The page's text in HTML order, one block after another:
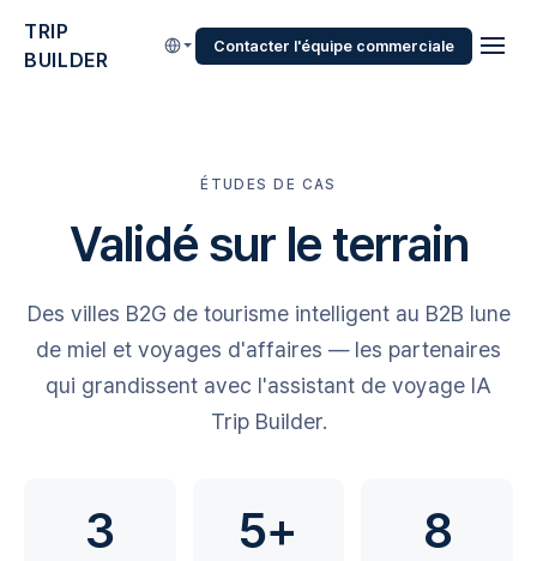
TRIP
BUILDER
Contacter l'équipe commerciale
ÉTUDES DE CAS
Validé sur le terrain
Des villes B2G de tourisme intelligent au B2B lune
de miel et voyages d'affaires — les partenaires
qui grandissent avec l'assistant de voyage IA
Trip Builder.
3 5+ 8